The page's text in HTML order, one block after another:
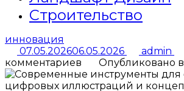
Строительство
инновация
07.05.202606.05.2026 admin
комментариев
Опубликовано в